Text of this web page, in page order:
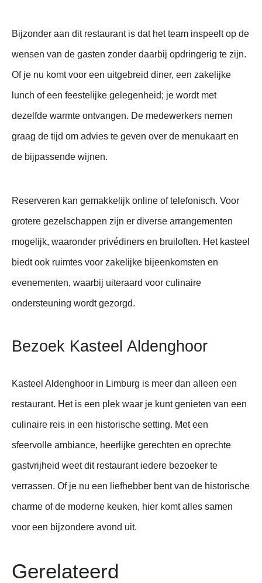
Bijzonder aan dit restaurant is dat het team inspeelt op de
wensen van de gasten zonder daarbij opdringerig te zijn.
Of je nu komt voor een uitgebreid diner, een zakelijke
lunch of een feestelijke gelegenheid; je wordt met
dezelfde warmte ontvangen. De medewerkers nemen
graag de tijd om advies te geven over de menukaart en
de bijpassende wijnen.
Reserveren kan gemakkelijk online of telefonisch. Voor
grotere gezelschappen zijn er diverse arrangementen
mogelijk, waaronder privédiners en bruiloften. Het kasteel
biedt ook ruimtes voor zakelijke bijeenkomsten en
evenementen, waarbij uiteraard voor culinaire
ondersteuning wordt gezorgd.
Bezoek Kasteel Aldenghoor
Kasteel Aldenghoor in Limburg is meer dan alleen een
restaurant. Het is een plek waar je kunt genieten van een
culinaire reis in een historische setting. Met een
sfeervolle ambiance, heerlijke gerechten en oprechte
gastvrijheid weet dit restaurant iedere bezoeker te
verrassen. Of je nu een liefhebber bent van de historische
charme of de moderne keuken, hier komt alles samen
voor een bijzondere avond uit.
Gerelateerd